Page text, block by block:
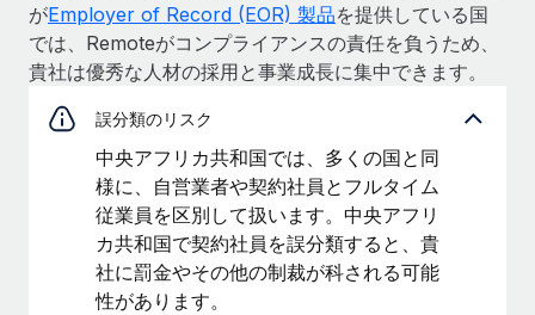
がEmployer of Record (EOR) 製品を提供している国
では、Remoteがコンプライアンスの責任を負うため、
貴社は優秀な人材の採用と事業成長に集中できます。
誤分類のリスク
中央アフリカ共和国では、多くの国と同
様に、自営業者や契約社員とフルタイム
従業員を区別して扱います。中央アフリ
カ共和国で契約社員を誤分類すると、貴
社に罰金やその他の制裁が科される可能
性があります。